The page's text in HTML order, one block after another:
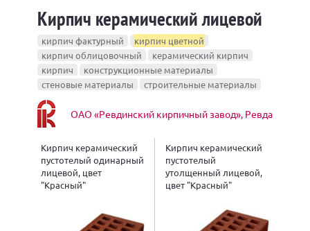
Кирпич керамический лицевой
кирпич фактурный
кирпич цветной
кирпич облицовочный
керамический кирпич
кирпич
конструкционные материалы
стеновые материалы
строительные материалы
ОАО «Ревдинский кирпичный завод», Ревда
Кирпич керамический
пустотелый одинарный
лицевой, цвет
"Красный"
Кирпич керамический
пустотелый
утолщенный лицевой,
цвет "Красный"